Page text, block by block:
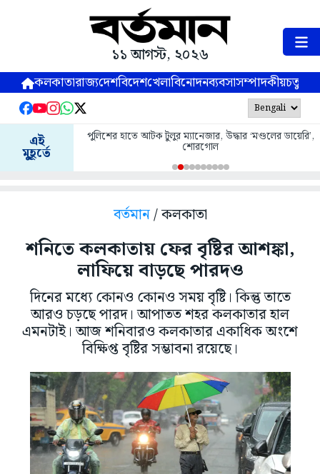
১১ আগস্ট, ২০২৬
কলকাতারাজ্যদেশবিদেশখেলাবিনোদনব্যবসাসম্পাদকীয়
এই
মুহূর্তে
পুলিশের হাতে আটক টুলুর ম্যানেজার, উদ্ধার ‘মণ্ডলের ডায়েরি’,
শোরগোল
বর্তমান/ কলকাতা
শনিতে কলকাতায় ফের বৃষ্টির আশঙ্কা,
লাফিয়ে বাড়ছে পারদও
দিনের মধ্যে কোনও কোনও সময় বৃষ্টি। কিন্তু তাতে
আরও চড়ছে পারদ। আপাতত শহর কলকাতার হাল
এমনটাই। আজ শনিবারও কলকাতার একাধিক অংশে
বিক্ষিপ্ত বৃষ্টির সম্ভাবনা রয়েছে।